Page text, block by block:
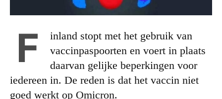
F
inland stopt met het gebruik van
vaccinpaspoorten en voert in plaats
daarvan gelijke beperkingen voor
iedereen in. De reden is dat het vaccin niet
goed werkt op Omicron.